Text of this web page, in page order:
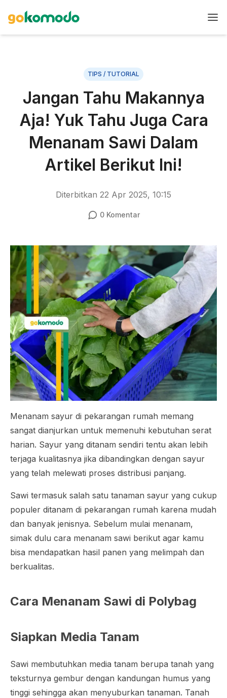
TIPS / TUTORIAL
Jangan Tahu Makannya
Aja! Yuk Tahu Juga Cara
Menanam Sawi Dalam
Artikel Berikut Ini!
Diterbitkan 22 Apr 2025, 10:15
0Komentar
Menanam sayur di pekarangan rumah memang
sangat dianjurkan untuk memenuhi kebutuhan serat
harian. Sayur yang ditanam sendiri tentu akan lebih
terjaga kualitasnya jika dibandingkan dengan sayur
yang telah melewati proses distribusi panjang.
Sawi termasuk salah satu tanaman sayur yang cukup
populer ditanam di pekarangan rumah karena mudah
dan banyak jenisnya. Sebelum mulai menanam,
simak dulu cara menanam sawi berikut agar kamu
bisa mendapatkan hasil panen yang melimpah dan
berkualitas.
Cara Menanam Sawi di Polybag
Siapkan Media Tanam
Sawi membutuhkan media tanam berupa tanah yang
teksturnya gembur dengan kandungan humus yang
tinggi sehingga akan menyuburkan tanaman. Tanah